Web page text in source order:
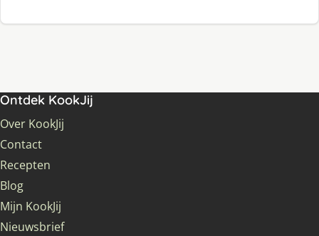
Ontdek KookJij
Over KookJij
Contact
Recepten
Blog
Mijn KookJij
Nieuwsbrief